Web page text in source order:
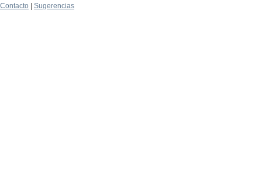
Contacto
Sugerencias